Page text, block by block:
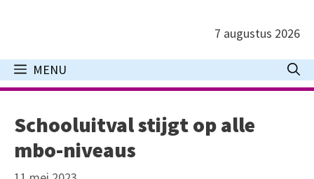
inhoud
7 augustus 2026
MENU
Schooluitval stijgt op alle
mbo-niveaus